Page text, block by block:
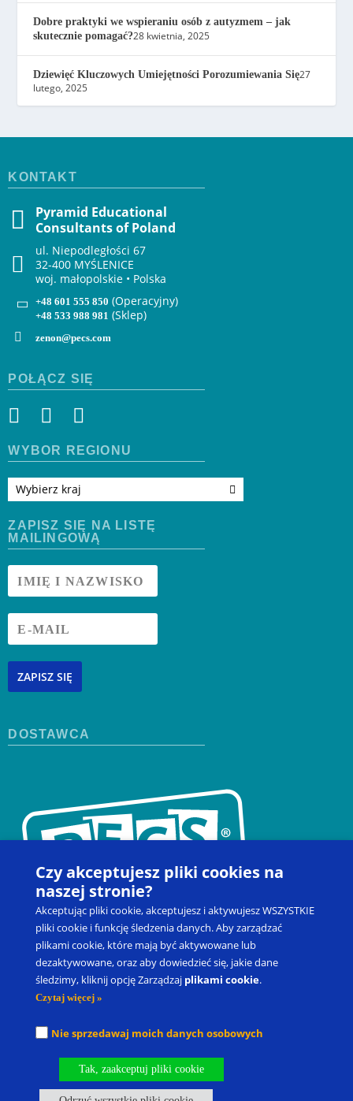
Dobre praktyki we wspieraniu osób z autyzmem – jak
skutecznie pomagać?28 kwietnia, 2025
Dziewięć Kluczowych Umiejętności Porozumiewania Się27
lutego, 2025
KONTAKT
Pyramid Educational
Consultants of Poland
ul. Niepodległości 67
32-400 MYŚLENICE
woj. małopolskie • Polska
+48 601 555 850 (Operacyjny)
+48 533 988 981 (Sklep)
zenon@pecs.com
POŁĄCZ SIĘ
WYBÓR REGIONU
Wybierz kraj
ZAPISZ SIĘ NA LISTĘ
MAILINGOWĄ
ZAPISZ SIĘ
DOSTAWCA
Kontakt Zapisz się na szkolenie Produkty
Moje konto Prawo do odstąpienia od umowy
Picture Exchange Communication System ® ®
Approach to Education
to zastrzeżone znaki towarowe spółki
Pyramid Educational Consultants, LLC.
Nasze oddziały
Kariera
Czy akceptujesz pliki cookies na
naszej stronie?
Akceptując pliki cookie, akceptujesz i aktywujesz WSZYSTKIE
pliki cookie i funkcję śledzenia danych. Aby zarządzać
plikami cookie, które mają być aktywowane lub
dezaktywowane, oraz aby dowiedzieć się, jakie dane
śledzimy, kliknij opcję Zarządzaj plikami cookie.
Czytaj więcej »
Nie sprzedawaj moich danych osobowych
Tak, zaakceptuj pliki cookie